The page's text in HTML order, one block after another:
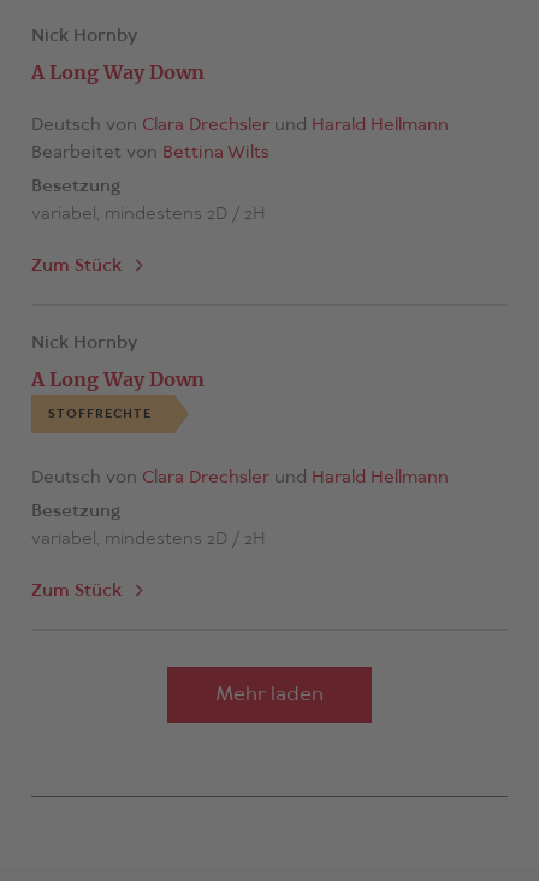
Nick Hornby
A Long Way Down
Deutsch von Clara Drechslerund Harald Hellmann
Bearbeitet von Bettina Wilts
Besetzung
variabel, mindestens 2D / 2H
Zum Stück
Nick Hornby
A Long Way Down
STOFFRECHTE
Deutsch von Clara Drechslerund Harald Hellmann
Besetzung
variabel, mindestens 2D / 2H
Zum Stück
Mehr laden